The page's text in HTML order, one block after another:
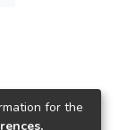
for the